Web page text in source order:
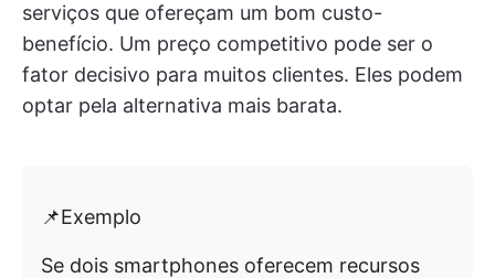
serviços que ofereçam um bom custo-
benefício. Um preço competitivo pode ser o
fator decisivo para muitos clientes. Eles podem
optar pela alternativa mais barata.
📌Exemplo
Se dois smartphones oferecem recursos